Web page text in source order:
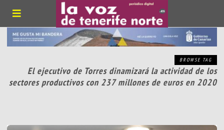
BROWSE TAG
El ejecutivo de Torres dinamizará la actividad de los
sectores productivos con 237 millones de euros en 2020